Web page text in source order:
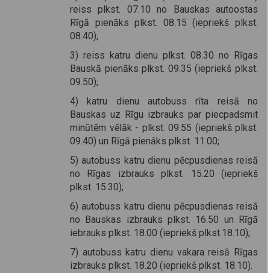
reiss plkst. 07.10 no Bauskas autoostas
Rīgā pienāks plkst. 08.15 (iepriekš plkst.
08.40);
3) reiss katru dienu plkst. 08.30 no Rīgas
Bauskā pienāks plkst. 09.35 (iepriekš plkst.
09.50);
4) katru dienu autobuss rīta reisā no
Bauskas uz Rīgu izbrauks par piecpadsmit
minūtēm vēlāk - plkst. 09.55 (iepriekš plkst.
09.40) un Rīgā pienāks plkst. 11.00;
5) autobuss katru dienu pēcpusdienas reisā
no Rīgas izbrauks plkst. 15.20 (iepriekš
plkst. 15.30);
6) autobuss katru dienu pēcpusdienas reisā
no Bauskas izbrauks plkst. 16.50 un Rīgā
iebrauks plkst. 18.00 (iepriekš plkst.18.10);
7) autobuss katru dienu vakara reisā Rīgas
izbrauks plkst. 18.20 (iepriekš plkst. 18.10).